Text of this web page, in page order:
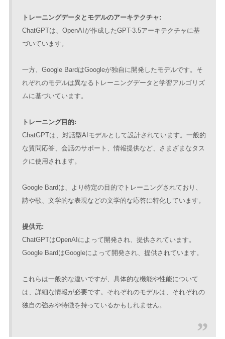
トレーニングデータとモデルのアーキテクチャ:
ChatGPTは、OpenAIが作成したGPT-3.5アーキテクチャに基
づいています。
一方、Google BardはGoogleが独自に開発したモデルです。そ
れぞれのモデルは異なるトレーニングデータと学習アルゴリズ
ムに基づいています。
トレーニング目的:
ChatGPTは、対話型AIモデルとして設計されています。一般的
な質問応答、会話のサポート、情報提供など、さまざまなタス
クに使用されます。
Google Bardは、より特定の目的でトレーニングされており、
詩や歌、文学的な表現などの文学的な応答に特化しています。
提供元:
ChatGPTはOpenAIによって開発され、提供されています。
Google BardはGoogleによって開発され、提供されています。
これらは一般的な違いですが、具体的な機能や性能について
は、詳細な情報が必要です。それぞれのモデルは、それぞれの
独自の強みや特徴を持っているかもしれません。